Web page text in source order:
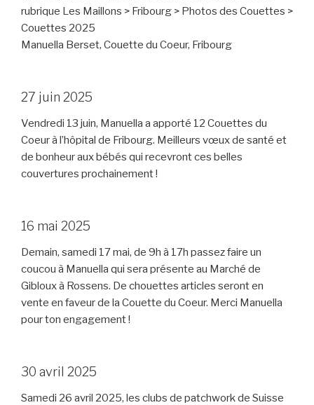
rubrique Les Maillons > Fribourg > Photos des Couettes >
Couettes 2025
Manuella Berset, Couette du Coeur, Fribourg
27 juin 2025
Vendredi 13 juin, Manuella a apporté 12 Couettes du
Coeur à l’hôpital de Fribourg. Meilleurs vœux de santé et
de bonheur aux bébés qui recevront ces belles
couvertures prochainement !
16 mai 2025
Demain, samedi 17 mai, de 9h à 17h passez faire un
coucou à Manuella qui sera présente au Marché de
Gibloux à Rossens. De chouettes articles seront en
vente en faveur de la Couette du Coeur. Merci Manuella
pour ton engagement !
30 avril 2025
Samedi 26 avril 2025, les clubs de patchwork de Suisse